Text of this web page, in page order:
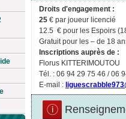
Droits d'engagement :
25 € par joueur licencié
12.5 € pour les Espoirs
Gratuit pour les – de 18
Inscriptions auprès de :
Florus KITTERIMOUTOU
Tél. : 06 94 29 75 46 / 06
E-mail :